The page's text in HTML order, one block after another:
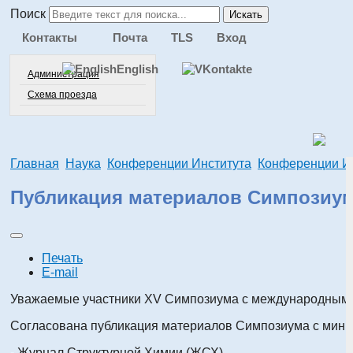
Поиск Искать
Контакты
Администрация
Схема проезда
Почта TLS Вход
English
Главная Наука Конференции Института Конференции
Публикация материалов
Печать
E-mail
Уважаемые участники XV Симпозиума с международным
Согласована публикация материалов Симпозиума с